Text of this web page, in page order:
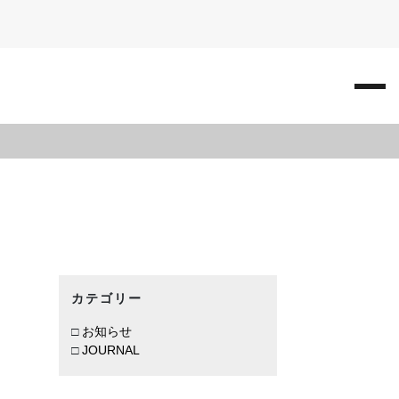
カテゴリー
お知らせ
JOURNAL